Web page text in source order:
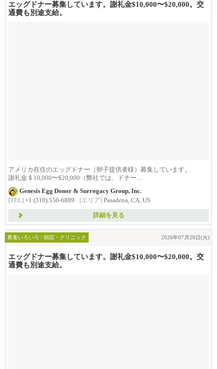
エッグドナー募集しています。謝礼金$10,000〜$20,000。交
通費も別途支給。
アメリカ在住のエッグドナー（卵子提供者様）募集しています。
謝礼金＄10,000〜$20,000（弊社では、ドナー...
Genesis Egg Donor & Surrogacy Group, Inc.
[TEL] +1 (310) 550-6889 [エリア] Pasadena, CA, US
詳細を見る
募集いろいろ / 病院・クリニック 2026年07月28日(火)
エッグドナー募集しています。謝礼金$10,000〜$20,000。交
通費も別途支給。